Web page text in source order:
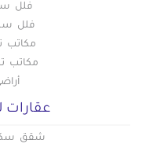
فلل
فلل
مكاتب
مكاتب
عقارات
شقق